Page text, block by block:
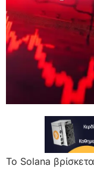
Το Solana